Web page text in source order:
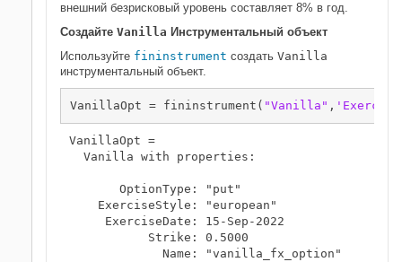
внешний безрисковый уровень составляет 8% в год.
Создайте Vanilla Инструментальный объект
Используйте fininstrument создать Vanilla
инструментальный объект.
VanillaOpt = fininstrument( "Vanilla" ,
VanillaOpt =
  Vanilla with properties:
       OptionType: "put"
    ExerciseStyle: "european"
     ExerciseDate: 15-Sep-2022
           Strike: 0.5000
             Name: "vanilla_fx_option"